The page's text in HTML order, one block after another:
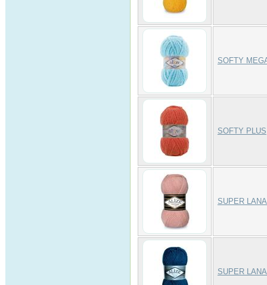
SOFTY
SOFTY PLUS
SUPER
SUPER